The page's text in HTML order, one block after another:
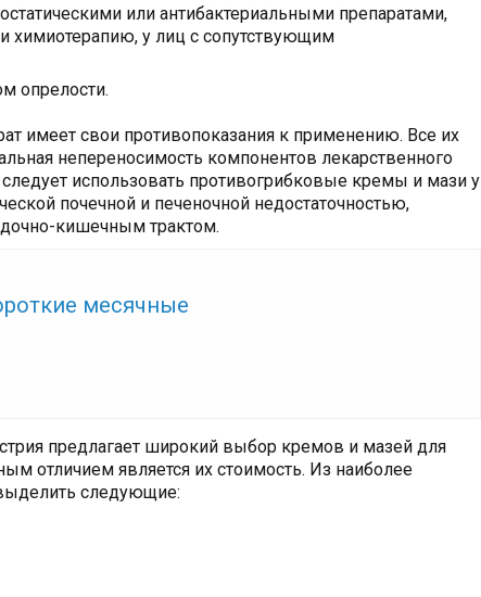
или антибактериальными препаратами,
химиотерапию, у лиц с сопутствующим
опрелости.
имеет свои противопоказания к применению. Все их
непереносимость компонентов лекарственного
использовать противогрибковые кремы и мази у
почечной и печеночной недостаточностью,
кишечным трактом.
месячные
предлагает широкий выбор кремов и мазей для
отличием является их стоимость. Из наиболее
следующие: